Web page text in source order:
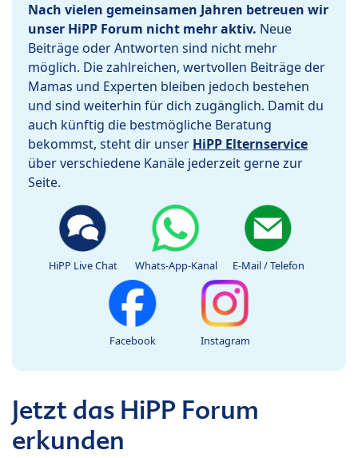
Nach vielen gemeinsamen Jahren betreuen wir
unser HiPP Forum nicht mehr aktiv. Neue
Beiträge oder Antworten sind nicht mehr
möglich. Die zahlreichen, wertvollen Beiträge der
Mamas und Experten bleiben jedoch bestehen
und sind weiterhin für dich zugänglich. Damit du
auch künftig die bestmögliche Beratung
bekommst, steht dir unser HiPP Elternservice
über verschiedene Kanäle jederzeit gerne zur
Seite.
HiPP Live Chat Whats-App-Kanal E-Mail / Telefon
Facebook Instagram
Jetzt das HiPP Forum
erkunden